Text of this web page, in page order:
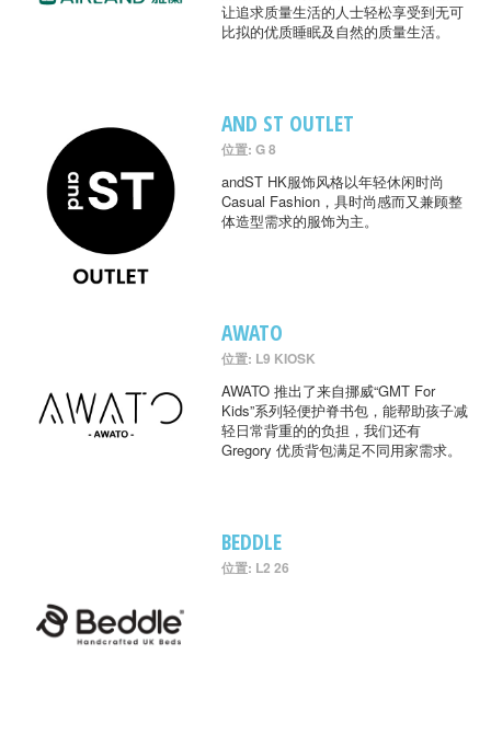
让追求质量生活的人士轻松享受到无可
比拟的优质睡眠及自然的质量生活。
AND ST OUTLET
位置: G 8
andST HK服饰风格以年轻休闲时尚
Casual Fashion，具时尚感而又兼顾整
体造型需求的服饰为主。
AWATO
位置: L9 KIOSK
AWATO 推出了来自挪威“GMT For
Kids”系列轻便护脊书包，能帮助孩子减
轻日常背重的的负担，我们还有
Gregory 优质背包满足不同用家需求。
BEDDLE
位置: L2 26